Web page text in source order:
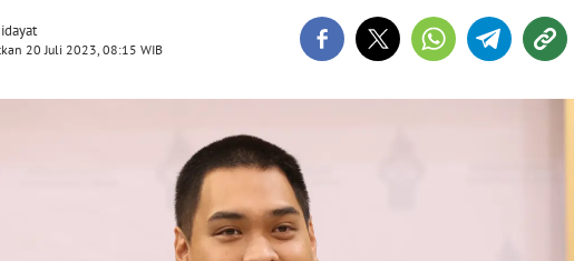
20 Juli 2023, 08:15 WIB